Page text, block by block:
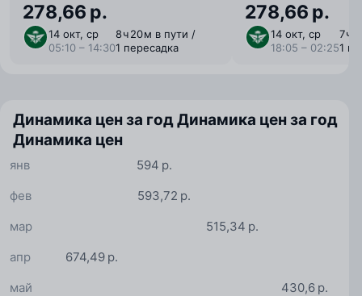
278,66 р.
14 окт, ср
05:10 – 14:30
8 ⁠ч 20 ⁠м в пути /
1 пересадка
278,66 р.
14 окт, ср
18:05 – 02:25
7 ⁠ч
1
Динамика цен за годДинамика цен за год
Динамика цен
594 р.
янв
593,72 р.
фев
515,34 р.
мар
674,49 р.
апр
430,6 р.
май